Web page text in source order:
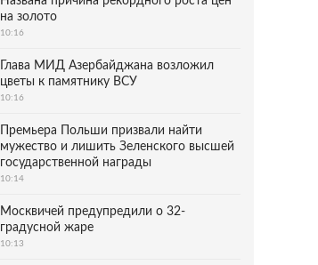
на золото
10:16
Глава МИД Азербайджана возложил
цветы к памятнику ВСУ
10:16
Премьера Польши призвали найти
мужество и лишить Зеленского высшей
государственной награды
10:14
Москвичей предупредили о 32-
градусной жаре
10:13